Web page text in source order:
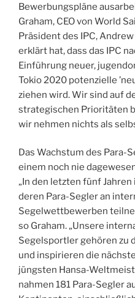
Bewerbungspläne
Graham, CEO von World
Präsident des IPC,
erklärt hat, dass das IPC
Einführung neuer,
Tokio 2020 potenzielle
ziehen wird. Wir sind auf
strategischen Prioritäten
wir nehmen nichts als
Das Wachstum des Para-
einem noch nie
„In den letzten fünf
deren Para-Segler an
Segelwettbewerben
so Graham. „Unsere
Segelsportler gehören zu
und inspirieren die
jüngsten Hansa-
nahmen 181 Para-Segler